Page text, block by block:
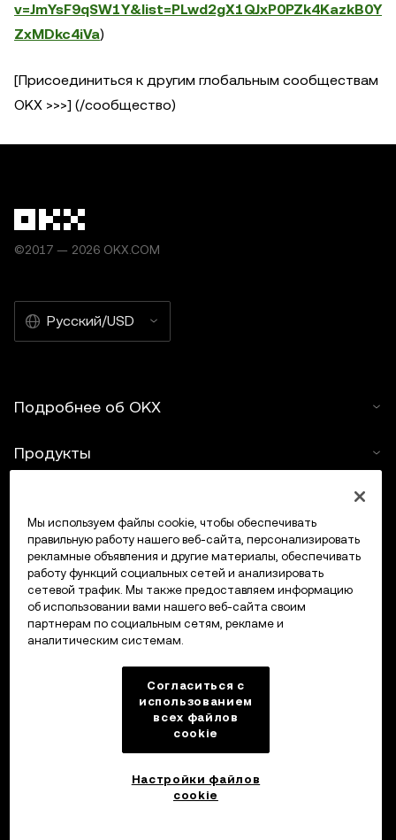
v=JmYsF9qSW1Y&list=PLwd2gX1QJxP0PZk4KazkB0Y
ZxMDkc4iVa)
[Присоединиться к другим глобальным сообществам
OKX >>>] (/сообщество)
©2017 — 2026 OKX.COM
Русский/USD
Подробнее об OKX
Продукты
Поддержка
Купить крипто
Крипто-калькулятор
Мы используем файлы cookie, чтобы обеспечивать
правильную работу нашего веб-сайта, персонализировать
рекламные объявления и другие материалы, обеспечивать
работу функций социальных сетей и анализировать
сетевой трафик. Мы также предоставляем информацию
об использовании вами нашего веб-сайта своим
партнерам по социальным сетям, рекламе и
аналитическим системам.
Согласиться с
использованием
всех файлов
cookie
Настройки файлов
cookie